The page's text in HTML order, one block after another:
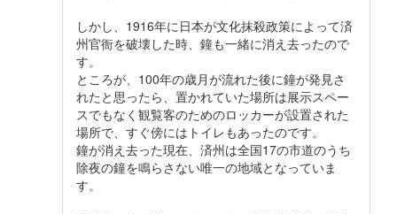
しかし、1916年に日本が文化抹殺政策によって済
州官衙を破壊した時、鐘も一緒に消え去ったので
す。
ところが、100年の歳月が流れた後に鐘が発見さ
れたと思ったら、置かれていた場所は展示スペー
スでもなく観覧客のためのロッカーが設置された
場所で、すぐ傍にはトイレもあったのです。
鐘が消え去った現在、済州は全国17の市道のうち
除夜の鐘を鳴らさない唯一の地域となっていま
す。